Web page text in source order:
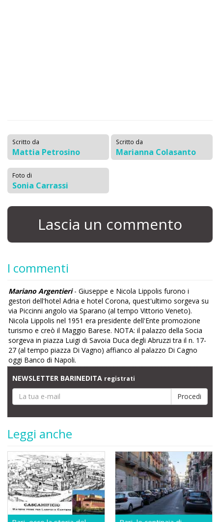
Scritto da
Mattia Petrosino
Scritto da
Marianna Colasanto
Foto di
Sonia Carrassi
Lascia un commento
I commenti
Mariano Argentieri- Giuseppe e Nicola Lippolis furono i
gestori dell'hotel Adria e hotel Corona, quest'ultimo sorgeva su
via Piccinni angolo via Sparano (al tempo Vittorio Veneto).
Nicola Lippolis nel 1951 era presidente dell'Ente promozione
turismo e creò il Maggio Barese. NOTA: il palazzo della Socia
sorgeva in piazza Luigi di Savoia Duca degli Abruzzi tra il n. 17-
27 (al tempo piazza Di Vagno) affianco al palazzo Di Cagno
oggi Banco di Napoli.
NEWSLETTER BARINEDITA registrati
Leggi anche